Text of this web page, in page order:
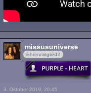
missusuniverse
Ehrenmitglied2
3. Oktober 2019, 20:45